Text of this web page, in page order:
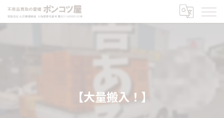
【大量搬入！】